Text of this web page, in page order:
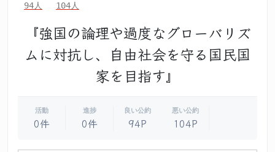
94人 104人
『強国の論理や過度なグローバリズ
ムに対抗し、自由社会を守る国民国
家を目指す』
活動
0件
進捗
0件
良い公約
94P
悪い公約
104P